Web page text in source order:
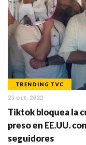
TRENDING TVC
25 oct. 2022
Tiktok bloquea la
preso en EE.UU.
seguidores